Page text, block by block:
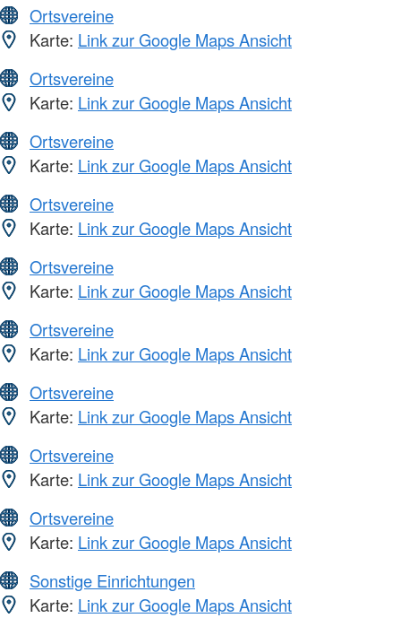
Ortsvereine
Karte: Link zur Google Maps Ansicht
Ortsvereine
Karte: Link zur Google Maps Ansicht
Ortsvereine
Karte: Link zur Google Maps Ansicht
Ortsvereine
Karte: Link zur Google Maps Ansicht
Ortsvereine
Karte: Link zur Google Maps Ansicht
Ortsvereine
Karte: Link zur Google Maps Ansicht
Ortsvereine
Karte: Link zur Google Maps Ansicht
Ortsvereine
Karte: Link zur Google Maps Ansicht
Ortsvereine
Karte: Link zur Google Maps Ansicht
Sonstige Einrichtungen
Karte: Link zur Google Maps Ansicht